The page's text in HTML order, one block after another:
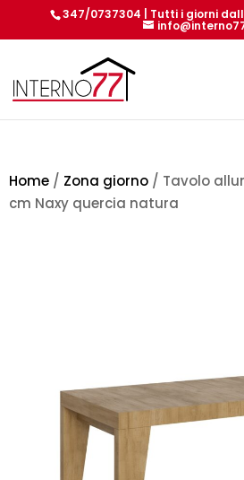
347/0737304 | Tutti i giorni
Home / Zona giorno / Tavolo
cm Naxy quercia natura